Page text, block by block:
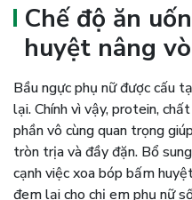
Chế độ ăn
huyệt nâng
Bầu ngực phụ nữ được cấu
lại. Chính vì vậy, protein,
phần vô cùng quan trọng
tròn trịa và đầy đặn. Bổ
cạnh việc xoa bóp bấm
đem lại cho chị em phụ nữ